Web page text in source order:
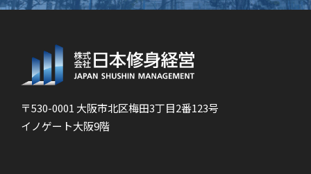
〒530-0001 大阪市北区梅田3丁目2番123号
イノゲート大阪9階